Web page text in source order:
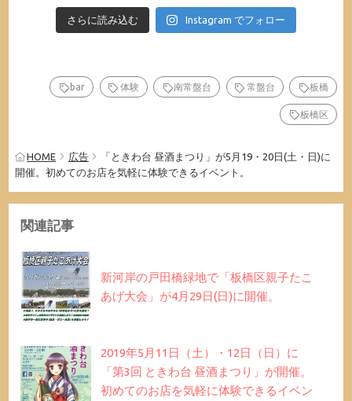
さらに読み込む Instagram でフォロー
bar 体験 南常盤台 常盤台 板橋
板橋区
HOME 広告
「ときわ台 昼酒まつり」が5月19・20日(土・日)に
開催。初めてのお店を気軽に体験できるイベント。
関連記事
新河岸の戸田橋緑地で「板橋区親子たこ
あげ大会」が4月29日(日)に開催。
2019年5月11日（土）・12日（日）に
「第3回 ときわ台 昼酒まつり」が開催。
初めてのお店を気軽に体験できるイベン